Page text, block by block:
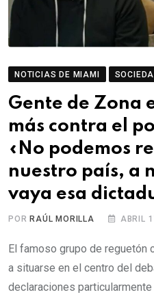
NOTICIAS DE MIAMI
Gente de Zona
más contra el
«No podemos
nuestro país, a
vaya esa
POR RAÚL MORILLA ABRIL
El famoso grupo de reguetón
a situarse en el centro del
declaraciones